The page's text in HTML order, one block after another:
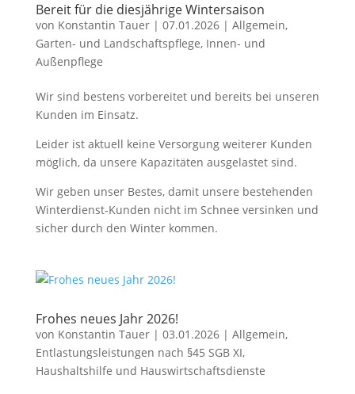
Bereit für die diesjährige Wintersaison
von Konstantin Tauer| 07.01.2026| Allgemein,
Garten- und Landschaftspflege, Innen- und
Außenpflege
Wir sind bestens vorbereitet und bereits bei unseren
Kunden im Einsatz.
Leider ist aktuell keine Versorgung weiterer Kunden
möglich, da unsere Kapazitäten ausgelastet sind.
Wir geben unser Bestes, damit unsere bestehenden
Winterdienst-Kunden nicht im Schnee versinken und
sicher durch den Winter kommen.
Frohes neues Jahr 2026!
von Konstantin Tauer| 03.01.2026| Allgemein,
Entlastungsleistungen nach §45 SGB XI,
Haushaltshilfe und Hauswirtschaftsdienste